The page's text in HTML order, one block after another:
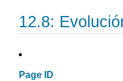
12.8:
Page ID